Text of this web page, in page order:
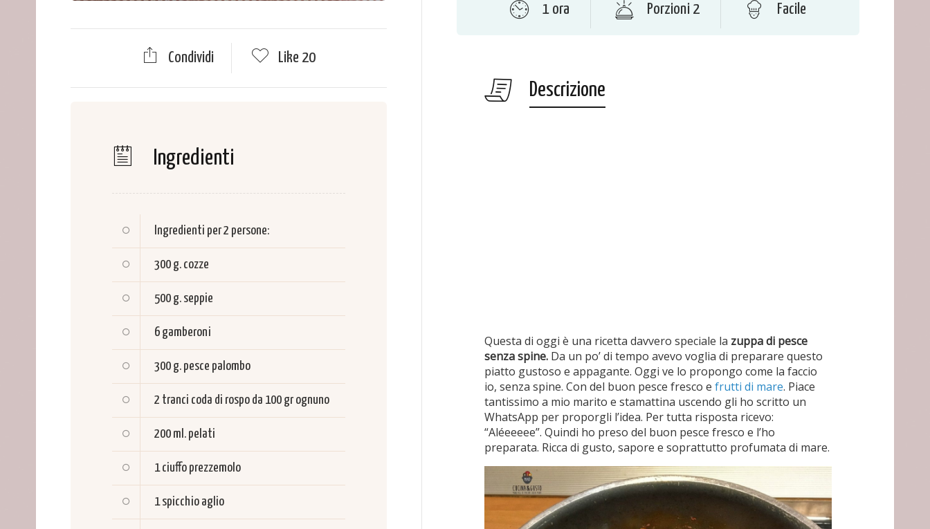
Condividi Like 20
Ingredienti
Ingredienti per 2 persone:
300 g. cozze
500 g. seppie
6 gamberoni
300 g. pesce palombo
2 tranci coda di rospo da 100 gr ognuno
200 ml. pelati
1 ciuffo prezzemolo
1 spicchio aglio
1 ora Porzioni 2 Facile
Descrizione
Questa di oggi è una ricetta davvero speciale la zuppa di pesce
senza spine. Da un po’ di tempo avevo voglia di preparare questo
piatto gustoso e appagante. Oggi ve lo propongo come la faccio
io, senza spine. Con del buon pesce fresco e frutti di mare. Piace
tantissimo a mio marito e stamattina uscendo gli ho scritto un
WhatsApp per proporgli l’idea. Per tutta risposta ricevo:
“Aléeeeee”. Quindi ho preso del buon pesce fresco e l’ho
preparata. Ricca di gusto, sapore e soprattutto profumata di mare.